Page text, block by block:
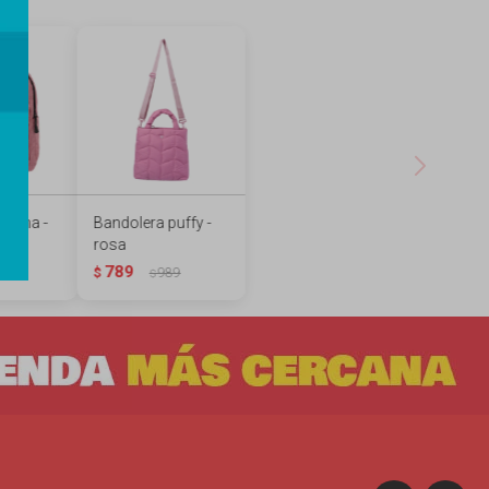
pana -
Bandolera puffy -
rosa
$ 789 $989